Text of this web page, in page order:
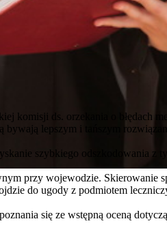
komisji ds. orzekania o błędach
bywają lepszym i tańszym
szybkiego odszkodowania z
przy wojewodzie. Skierowanie
do ugody z podmiotem
się ze wstępną oceną